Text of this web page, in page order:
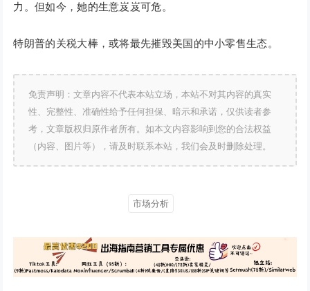
力。但如今，她的生意岌岌可危。
特朗普的关税大棒，或将最先摧毁美国的中小零售生态。
免责声明：文章内容不代表本站立场，本站不对其内容的真实
性、完整性、准确性给予任何担保、暗示和承诺，仅供读者参
考，文章版权归原作者所有。如本文内容影响到您的合法权益
（内容、图片等），请及时联系本站，我们会及时删除处理。
市场分析